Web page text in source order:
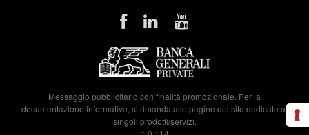
Messaggio pubblicitario con finalità promozionale. Per la
documentazione informativa, si rimanda alle pagine del sito dedicate ai
singoli prodotti/servizi.